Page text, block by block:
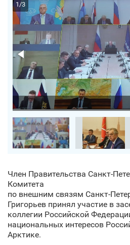
1/3
Член Правительства
Комитета
по внешним связям
Григорьев принял участие в
коллегии Российской
национальных интересов
Арктике.